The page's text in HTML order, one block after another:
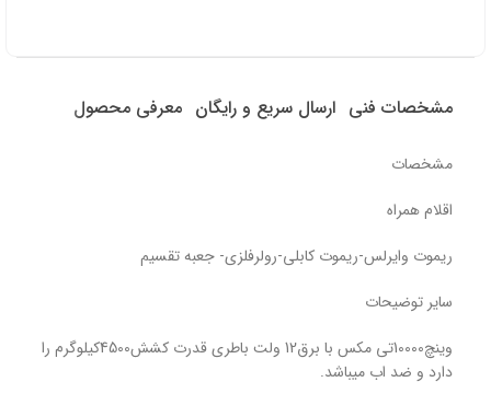
مشخصات فنی ارسال سریع و رایگان معرفی محصول
مشخصات
اقلام همراه
ریموت وایرلس-ریموت کابلی-رولرفلزی- جعبه تقسیم
سایر توضیحات
وینچ10000تی مکس با برق12 ولت باطری قدرت کشش4500کیلوگرم را
دارد و ضد اب میباشد.